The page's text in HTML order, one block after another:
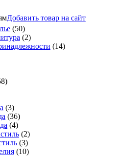
Добавить товар на сайт
(50)
(2)
(14)
(3)
(36)
(4)
(2)
(3)
(10)